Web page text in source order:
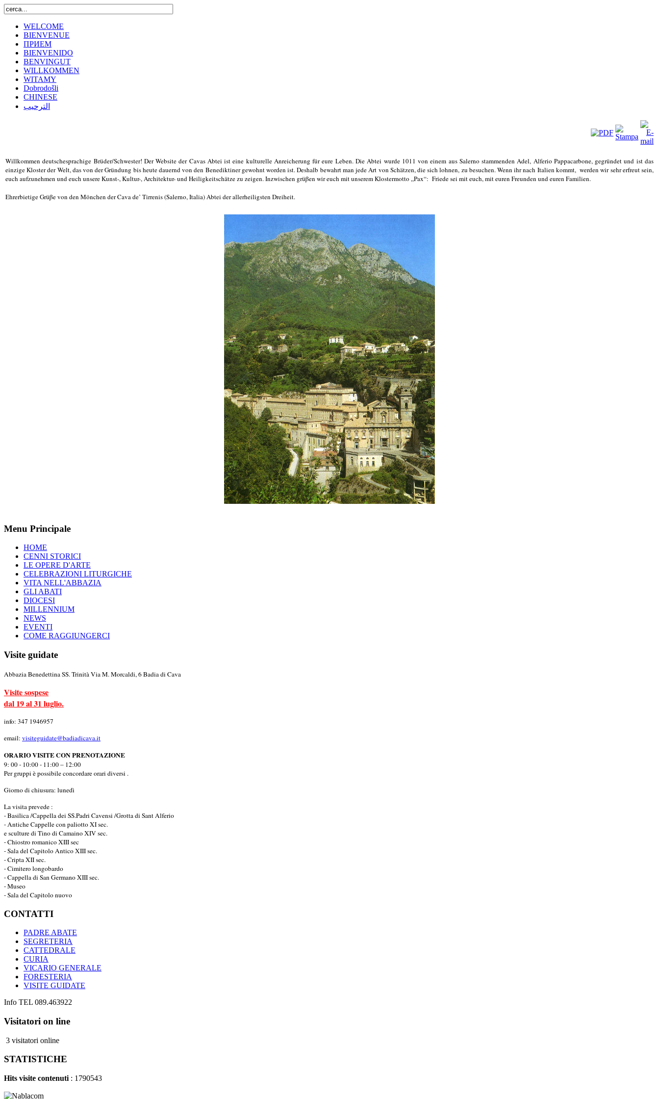
WELCOME
BIENVENUE
ПРИЕМ
BIENVENIDO
BENVINGUT
WILLKOMMEN
WITAMY
Dobrodošli
CHINESE
الترحيب
Willkommen deutschesprachige Brüder/Schwester! Der Website der Cavas Abtei ist eine kulturelle Anreicherung für eure Leben. Die Abtei wurde 1011 von einem aus Salerno stammenden Adel, Alferio Pappacarbone, gegründet und ist das
einzige Kloster der Welt, das von der Gründung bis heute dauernd von den Benediktiner gewohnt worden ist. Deshalb bewahrt man jede Art von Schätzen, die sich lohnen, zu besuchen. Wenn ihr nach Italien kommt, werden wir sehr erfreut sein,
euch aufzunehmen und euch unsere Kunst-, Kultur-, Architektur- und Heiligkeitschätze zu zeigen. Inzwischen grüβen wir euch mit unserem Klostermotto „Pax“: Friede sei mit euch, mit euren Freunden und euren Familien.
Ehrerbietige Grüβe von den Mönchen der Cava de’ Tirrenis (Salerno, Italia) Abtei der allerheiligsten Dreiheit.
Menu Principale
HOME
CENNI STORICI
LE OPERE D'ARTE
CELEBRAZIONI LITURGICHE
VITA NELL'ABBAZIA
GLI ABATI
DIOCESI
MILLENNIUM
NEWS
EVENTI
COME RAGGIUNGERCI
Visite guidate
Abbazia Benedettina SS. Trinità Via M. Morcaldi, 6 Badia di Cava
Visite sospese
dal 19 al 31 luglio.
info: 347 1946957
email: visiteguidate@badiadicava.it
ORARIO VISITE CON PRENOTAZIONE
9: 00 - 10:00 - 11:00 – 12:00
Per gruppi è possibile concordare orari diversi .
Giorno di chiusura: lunedì
La visita prevede :
- Basilica /Cappella dei SS.Padri Cavensi /Grotta di Sant Alferio
- Antiche Cappelle con paliotto XI sec.
e sculture di Tino di Camaino XIV sec.
- Chiostro romanico XIII sec
- Sala del Capitolo Antico XIII sec.
- Cripta XII sec.
- Cimitero longobardo
- Cappella di San Germano XIII sec.
- Museo
- Sala del Capitolo nuovo
CONTATTI
PADRE ABATE
SEGRETERIA
CATTEDRALE
CURIA
VICARIO GENERALE
FORESTERIA
VISITE GUIDATE
Info TEL 089.463922
Visitatori on line
3 visitatori online
STATISTICHE
Hits visite contenuti : 1790543